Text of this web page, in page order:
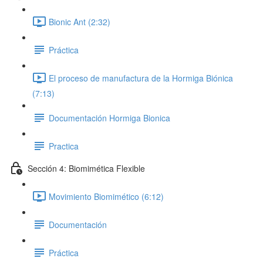
Bionic Ant (2:32)
Práctica
El proceso de manufactura de la Hormiga Biónica
(7:13)
Documentación Hormiga Bionica
Practica
Sección 4: Biomimética Flexible
Movimiento Biomimético (6:12)
Documentación
Práctica